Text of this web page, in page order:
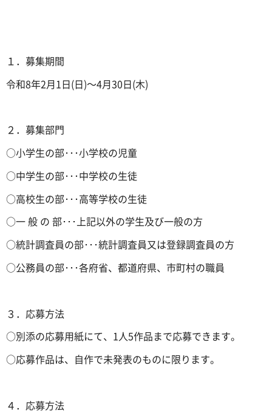
１．募集期間
令和8年2月1日(日)～4月30日(木)
２．募集部門
○小学生の部･･･小学校の児童
○中学生の部･･･中学校の生徒
○高校生の部･･･高等学校の生徒
○一 般 の 部･･･上記以外の学生及び一般の方
○統計調査員の部･･･統計調査員又は登録調査員の方
○公務員の部･･･各府省、都道府県、市町村の職員
３．応募方法
○別添の応募用紙にて、1人5作品まで応募できます。
○応募作品は、自作で未発表のものに限ります。
４．応募方法